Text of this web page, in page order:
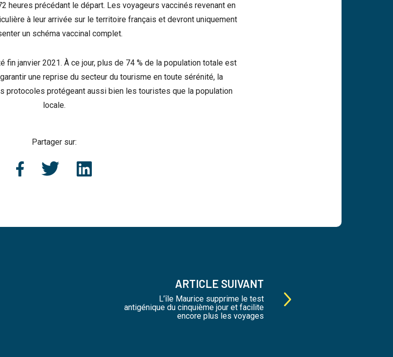
heures précédant le départ. Les voyageurs vaccinés revenant en
à leur arrivée sur le territoire français et devront uniquement
un schéma vaccinal complet.
fin janvier 2021. À ce jour, plus de 74 % de la population totale est
une reprise du secteur du tourisme en toute sérénité, la
protocoles protégeant aussi bien les touristes que la population
locale.
Partager sur:
ARTICLE SUIVANT
L’île Maurice supprime le test
antigénique du cinquième jour et facilite
encore plus les voyages